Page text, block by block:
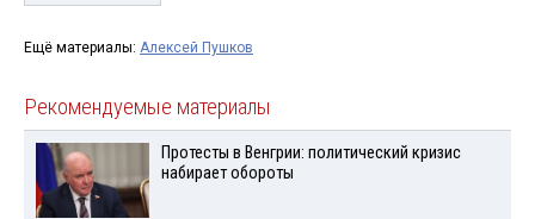
Ещё материалы: Алексей Пушков
Рекомендуемые материалы
Протесты в Венгрии: политический кризис
набирает обороты